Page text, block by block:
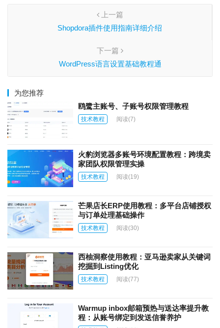
上一篇
Shopdora插件使用指南详细介绍
下一篇
WordPress语言设置基础教程通
为您推荐
鸥鹭主账号、子账号权限管理教程
技术教程 阅读(7)
火豹浏览器多账号环境配置教程：跨境卖
家团队权限管理实操
技术教程 阅读(19)
芒果店长ERP使用教程：多平台店铺授权
与订单处理基础操作
技术教程 阅读(30)
西柚洞察使用教程：亚马逊卖家从关键词
挖掘到Listing优化
技术教程 阅读(77)
Warmup inbox邮箱预热与送达率提升教
程：从账号绑定到发送信誉养护